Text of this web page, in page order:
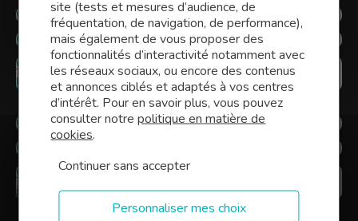
Courtier en prêt professionnel pour artisan
Courtier en prêt professionnel pour médecin
Courtier en prêt professionnel pour infirmière
libérale
Courtier en prêt professionnel pour boulanger
Courtier en prêt professionnel pour dentiste
Courtier en prêt professionnel pour huissier de
justice
site (tests et mesures d’audience, de
fréquentation, de navigation, de performance),
mais également de vous proposer des
fonctionnalités d’interactivité notamment avec
les réseaux sociaux, ou encore des contenus
et annonces ciblés et adaptés à vos centres
d’intérêt. Pour en savoir plus, vous pouvez
consulter notrepolitique en matière de
cookies.
Continuer sans accepter
Personnaliser mes choix